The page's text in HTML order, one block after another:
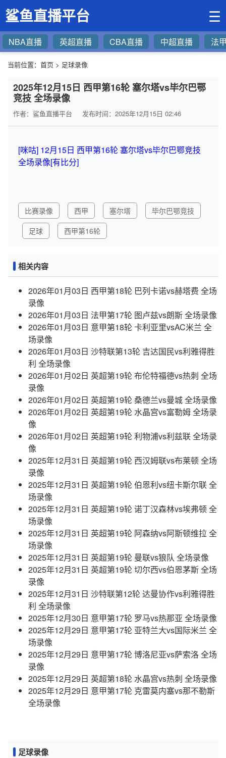
鲨鱼直播平台 ☰
NBA直播 英超直播 CBA直播 中超直播 法
当前位置： 首页 > 足球录像
2025年12月15日 西甲第16轮 塞尔塔vs毕尔巴鄂
竞技 全场录像
作者：鲨鱼直播平台 发布时间：2025年12月15日 02:46
[咪咕] 12月15日 西甲第16轮 塞尔塔vs毕尔巴鄂竞技
全场录像[有比分]
比赛录像 西甲 塞尔塔
毕尔巴鄂竞技
足球
西甲第16轮
相关内容
2026年01月03日 西甲第18轮 巴列卡诺vs赫塔费 全场
录像
2026年01月03日 法甲第17轮 图卢兹vs朗斯 全场录像
2026年01月03日 意甲第18轮 卡利亚里vsAC米兰 全
场录像
2026年01月03日 沙特联第13轮 吉达国民vs利雅得胜
利 全场录像
2026年01月02日 英超第19轮 布伦特福德vs热刺 全场
录像
2026年01月02日 英超第19轮 桑德兰vs曼城 全场录像
2026年01月02日 英超第19轮 水晶宫vs富勒姆 全场录
像
2026年01月02日 英超第19轮 利物浦vs利兹联 全场录
像
2025年12月31日 英超第19轮 西汉姆联vs布莱顿 全场
录像
2025年12月31日 英超第19轮 伯恩利vs纽卡斯尔联 全
场录像
2025年12月31日 英超第19轮 诺丁汉森林vs埃弗顿 全
场录像
2025年12月31日 英超第19轮 阿森纳vs阿斯顿维拉 全
场录像
2025年12月31日 英超第19轮 曼联vs狼队 全场录像
2025年12月31日 英超第19轮 切尔西vs伯恩茅斯 全场
录像
2025年12月31日 沙特联第12轮 达曼协作vs利雅得胜
利 全场录像
2025年12月30日 意甲第17轮 罗马vs热那亚 全场录像
2025年12月29日 意甲第17轮 亚特兰大vs国际米兰 全
场录像
2025年12月29日 意甲第17轮 博洛尼亚vs萨索洛 全场
录像
2025年12月29日 英超第18轮 水晶宫vs热刺 全场录像
2025年12月29日 意甲第17轮 克雷莫内塞vs那不勒斯
全场录像
足球录像